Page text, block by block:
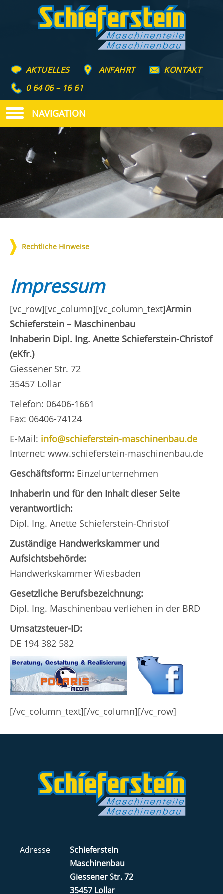
AKTUELLES ANFAHRT
KONTAKT
0 64 06 – 16 61
NAVIGATION
Rechtliche Hinweise
Impressum
[vc_row][vc_column][vc_column_text]Armin
Schieferstein – Maschinenbau
Inhaberin Dipl. Ing. Anette Schieferstein-Christof
(eKfr.)
Giessener Str. 72
35457 Lollar
Telefon: 06406-1661
Fax: 06406-74124
E-Mail: info@schieferstein-maschinenbau.de
Internet: www.schieferstein-maschinenbau.de
Geschäftsform: Einzelunternehmen
Inhaberin und für den Inhalt dieser Seite
verantwortlich:
Dipl. Ing. Anette Schieferstein-Christof
Zuständige Handwerkskammer und
Aufsichtsbehörde:
Handwerkskammer Wiesbaden
Gesetzliche Berufsbezeichnung:
Dipl. Ing. Maschinenbau verliehen in der BRD
Umsatzsteuer-ID:
DE 194 382 582
[/vc_column_text][/vc_column][/vc_row]
Adresse
Schieferstein
Maschinenbau
Giessener Str. 72
35457 Lollar